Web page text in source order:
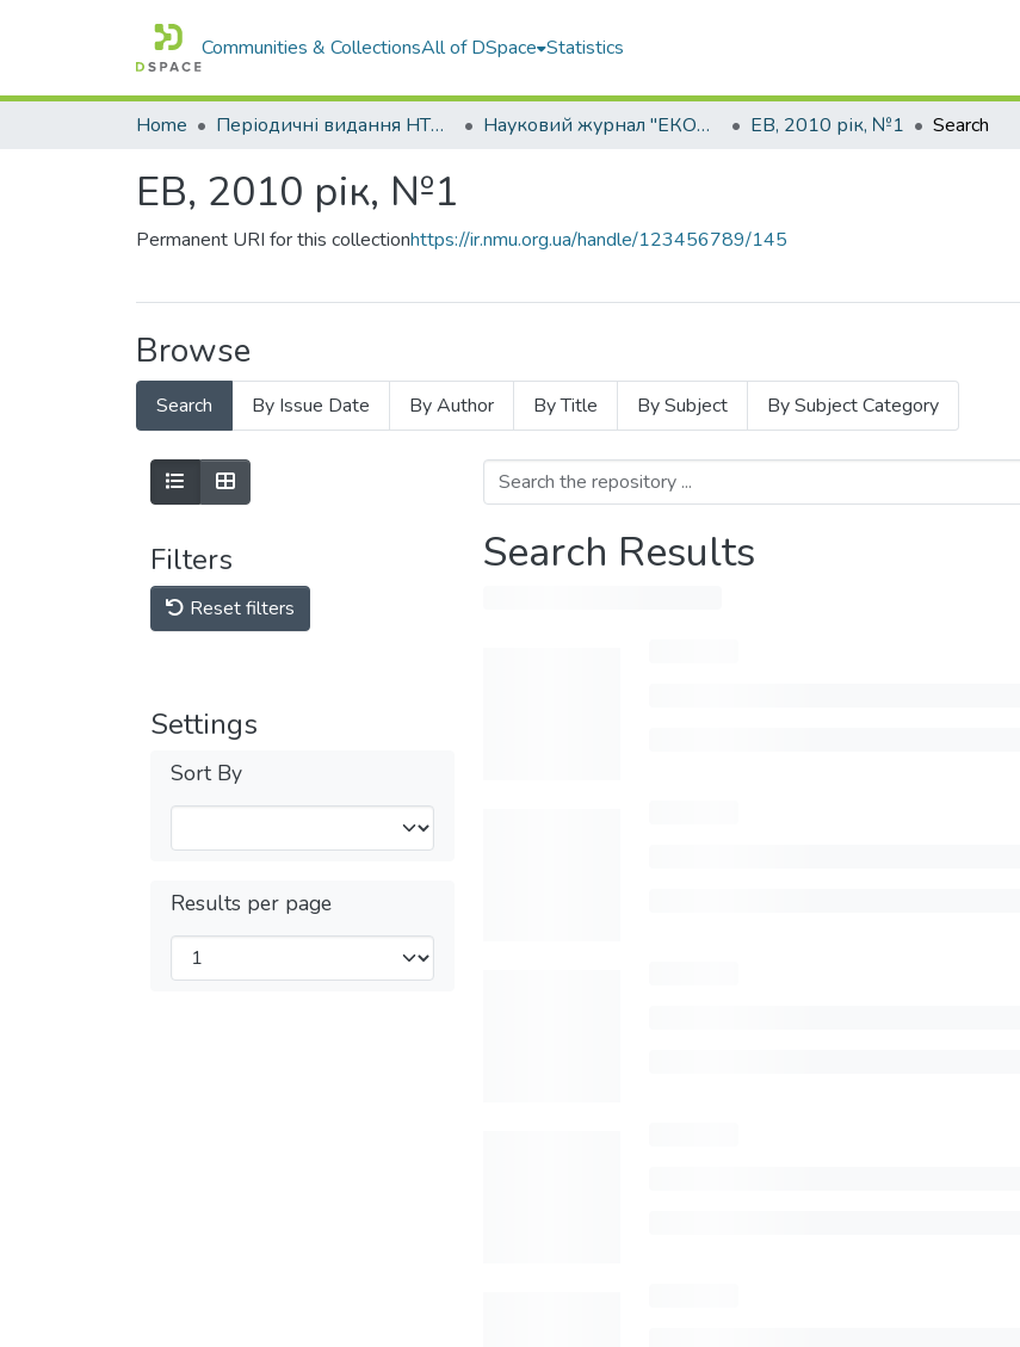
Communities & CollectionsAll of DSpace Statistics
Home Періодичні видання НТУ "Дніпровська політехніка" Науковий журнал "ЕКОНОМІЧНИЙ ВІСНИК ДНІПРОВСЬКОЇ ПОЛІТЕХНІКИ" є правонаступником журналу "Економічний вісник Національного гірничого університету" ЕВ, 2010 рік, №1 Search
ЕВ, 2010 рік, №1
Permanent URI for this collectionhttps://ir.nmu.org.ua/handle/123456789/145
Browse
Search By Issue Date By Author By Title By Subject By Subject Category
Filters
Reset filters
Settings
Sort By
Results per page
Search Results